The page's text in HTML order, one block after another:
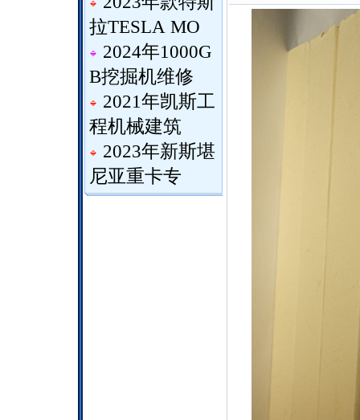
拉TESLA MO
2024年1000G
B挖掘机维修
2021年凯斯工
程机械建筑
2023年新斯堪
尼亚重卡专